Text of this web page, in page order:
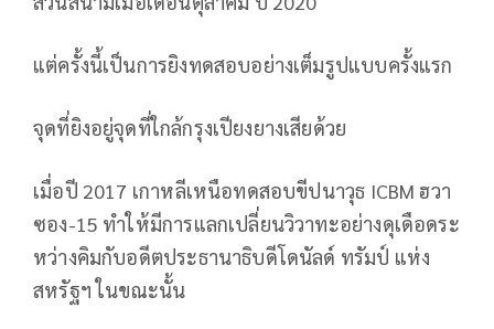
แต่ครั้งนี้เป็นการยิงทดสอบอย่างเต็มรูปแบบครั้งแรก
จุดที่ยิงอยู่จุดที่ใกล้กรุงเปียงยางเสียด้วย
เมื่อปี 2017 เกาหลีเหนือทดสอบขีปนาวุธ ICBM ฮวา
ซอง-15 ทำให้มีการแลกเปลี่ยนวิวาทะอย่างดุเดือดระ
หว่างคิมกับอดีตประธานาธิบดีโดนัลด์ ทรัมป์ แห่ง
สหรัฐฯ ในขณะนั้น